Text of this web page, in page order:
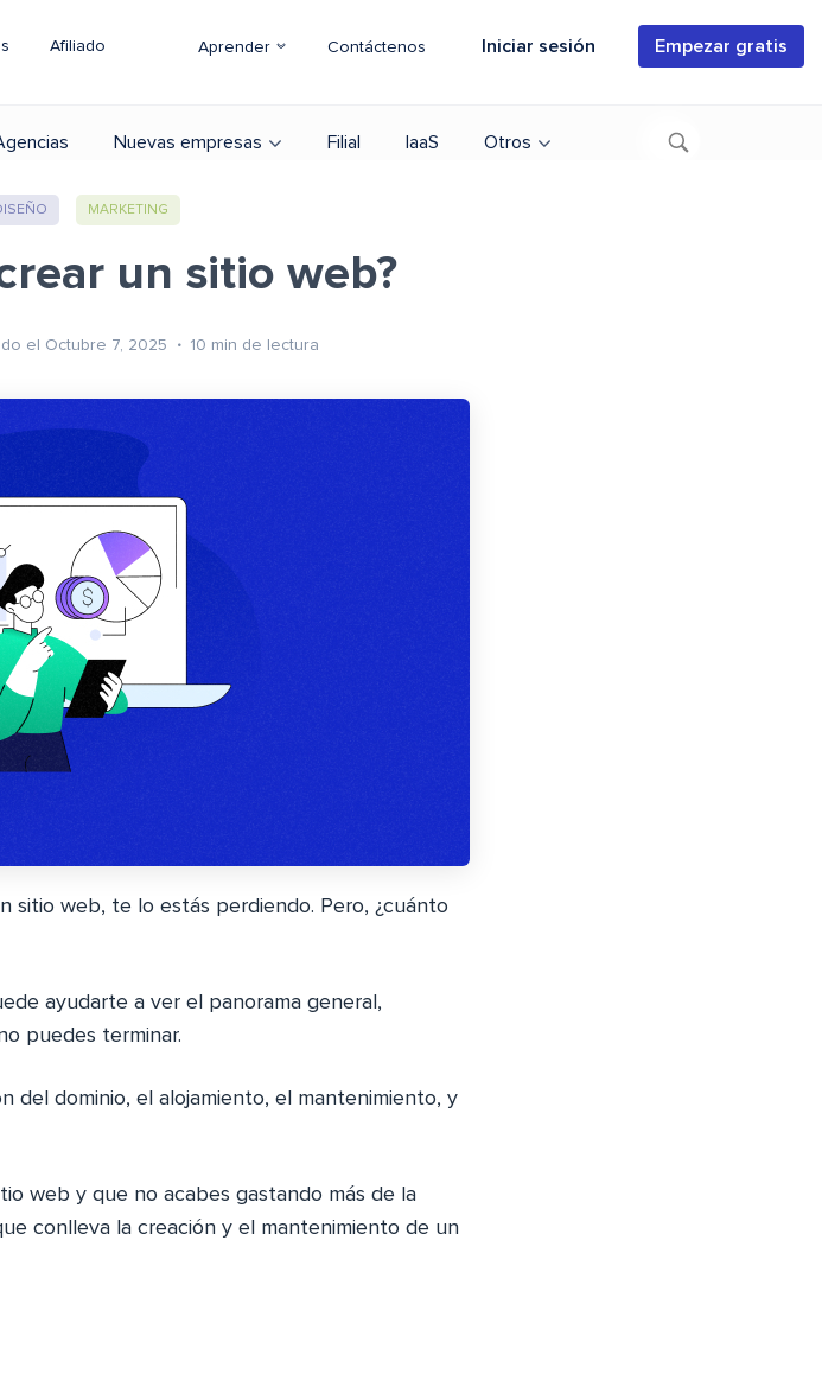
Afiliado Aprender Contáctenos Iniciar sesión Empezar gratis
Nuevas empresas Filial IaaS Otros
MARKETING
un sitio web?
el Octubre 7, 2025 10 min de lectura
sitio web, te lo estás perdiendo. Pero, ¿cuánto
ayudarte a ver el panorama general,
puedes terminar.
del dominio, el alojamiento, el mantenimiento, y
web y que no acabes gastando más de la
conlleva la creación y el mantenimiento de un